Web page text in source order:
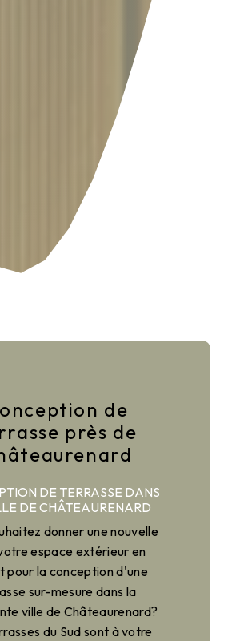
de
près de
DE TERRASSE DANS
DE CHÂTEAURENARD
donner une nouvelle
espace extérieur en
pour la conception d'une
sur-mesure dans la
ville de Châteaurenard?
du Sud sont à votre